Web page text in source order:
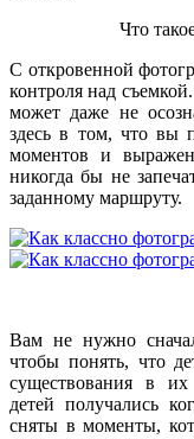
Что
С откровенной
контроля над
может даже не
здесь в том, что вы
моментов и
никогда бы не
заданному маршруту.
Вам не нужно
чтобы понять, что
существования в
детей получались
сняты в моменты,